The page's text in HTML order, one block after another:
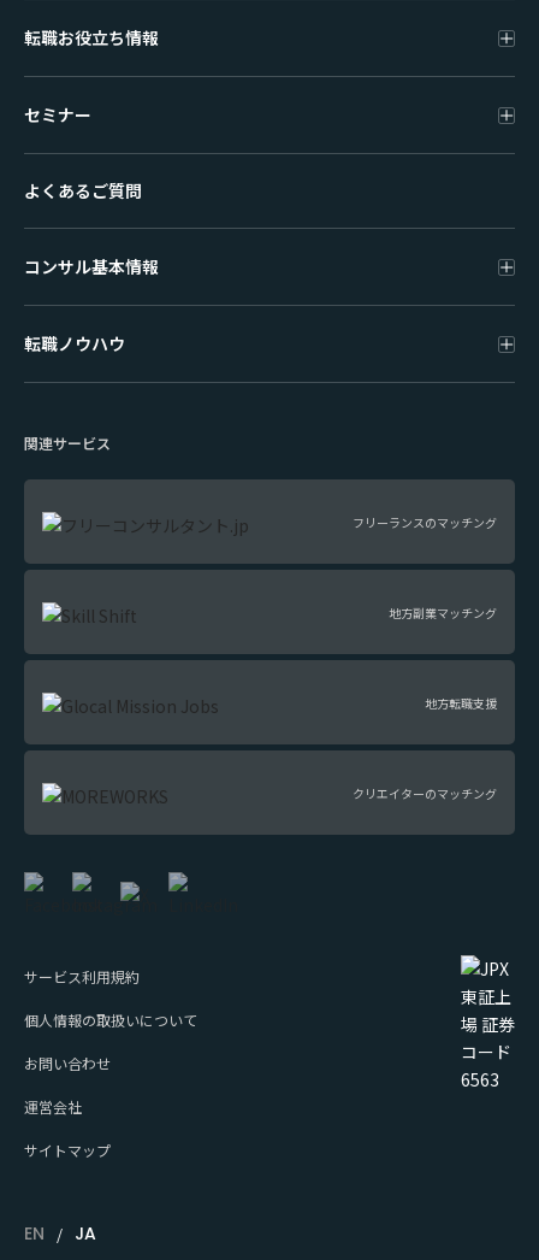
転職お役立ち情報
セミナー
よくあるご質問
コンサル基本情報
転職ノウハウ
関連サービス
フリーランスのマッチング
地方副業マッチング
地方転職支援
クリエイターのマッチング
サービス利用規約
個人情報の取扱いについて
お問い合わせ
運営会社
サイトマップ
EN JA